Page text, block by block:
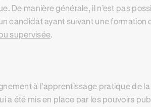
De manière générale, il n’est pas
candidat ayant suivant une formation
supervisée.
à l’apprentissage pratique de
a été mis en place par les pouvoirs